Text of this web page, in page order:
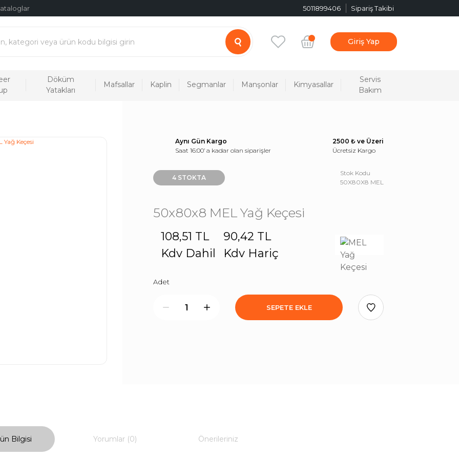
5011899406 Sipariş Takibi
Giriş Yap
Döküm
Yatakları
Mafsallar Kaplin Segmanlar Manşonlar Kimyasallar
Servis
Bakım
Aynı Gün Kargo
Saat 16:00’ a kadar olan siparişler
2500 ₺ ve Üzeri
Ücretsiz Kargo
4 STOKTA
Stok Kodu
50X80X8 MEL
50x80x8 MEL Yağ Keçesi
108,51 TL
Kdv Dahil
90,42 TL
Kdv Hariç
Adet
SEPETE EKLE
Bilgisi Yorumlar (0) Önerileriniz